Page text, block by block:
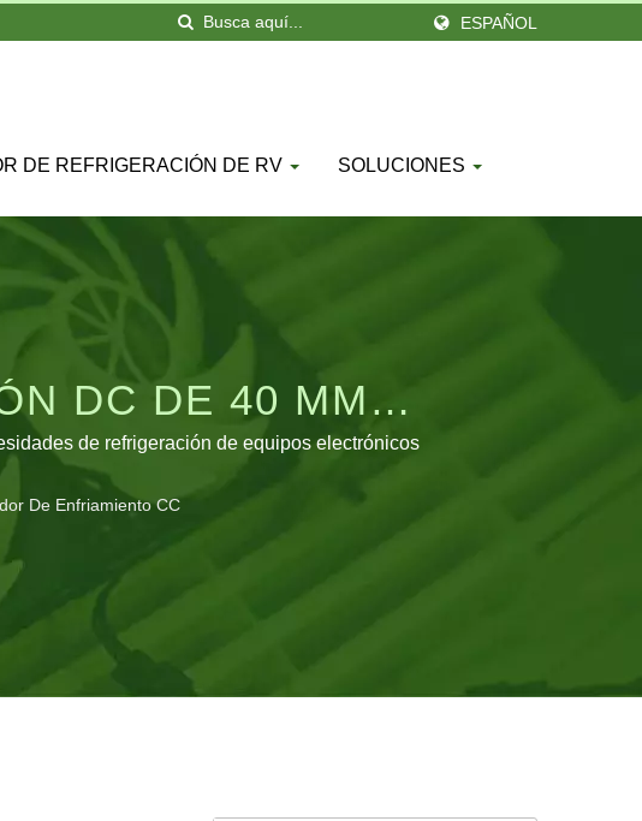
ESPAÑOL
DE REFRIGERACIÓN DE RV SOLUCIONES
DC DE 40 MM
VERSÁTILES
de refrigeración de equipos electrónicos
De Enfriamiento CC